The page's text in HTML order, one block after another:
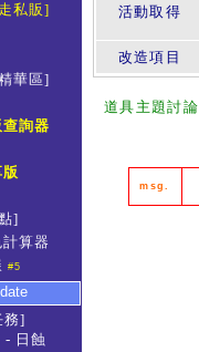
私販]
華區]
詢器
]
算器
#5
務]
- 日蝕
活動取得
改造項目
道具主題討論
msg.